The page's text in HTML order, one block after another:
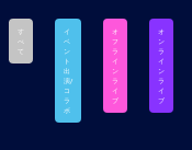
す
べ
て
イ
ベ
ン
ト
出
演/
コ
ラ
ボ
オ
フ
ラ
イ
ン
ラ
イ
ブ
オ
ン
ラ
イ
ン
ラ
イ
ブ